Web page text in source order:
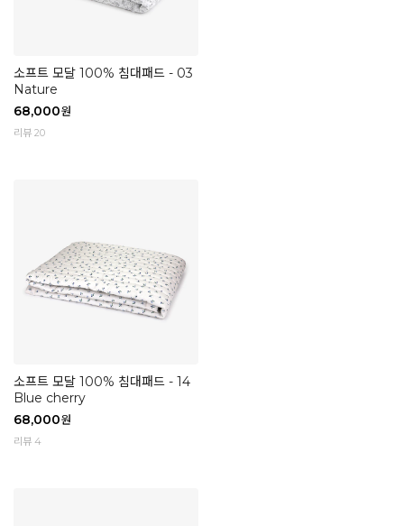
소프트 모달 100% 침대패드 - 03
Nature
68,000원
리뷰 20
소프트 모달 100% 침대패드 - 14
Blue cherry
68,000원
리뷰 4